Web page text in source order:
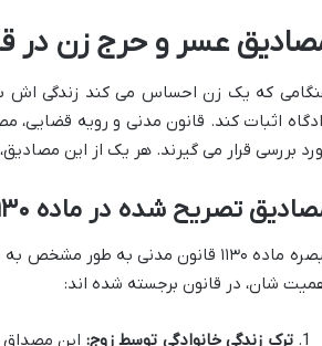
عسر و حرج زن در
که یک زن احساس می کند زندگی اش
اثبات کند. قانون مدنی و رویه قضایی،
بررسی قرار می گیرند. هر یک از این
تصریح شده در ماده ۱۱۳۰ قانون مدنی
تبصره ماده ۱۱۳۰ قانون مدنی به
شان، در قانون برجسته شده اند:
ترک زندگی خانوادگی توسط زوج: این